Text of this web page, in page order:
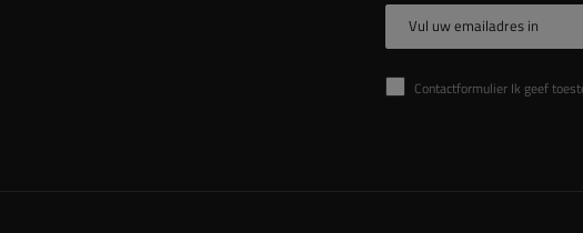
Vul uw emailadres in
Contactformulier Ik geef toestemming voor de